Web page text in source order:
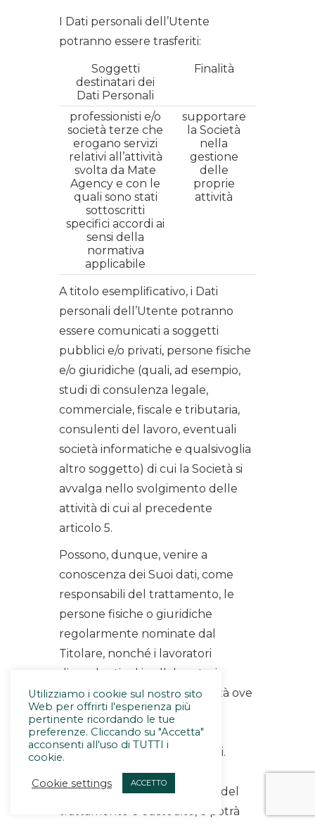
I Dati personali dell’Utente
potranno essere trasferiti:
Soggetti
destinatari dei
Dati Personali
Finalità
professionisti e/o
società terze che
erogano servizi
relativi all’attività
svolta da Mate
Agency e con le
quali sono stati
sottoscritti
specifici accordi ai
sensi della
normativa
applicabile
supportare
la Società
nella
gestione
delle
proprie
attività
A titolo esemplificativo, i Dati
personali dell’Utente potranno
essere comunicati a soggetti
pubblici e/o privati, persone fisiche
e/o giuridiche (quali, ad esempio,
studi di consulenza legale,
commerciale, fiscale e tributaria,
consulenti del lavoro, eventuali
società informatiche e qualsivoglia
altro soggetto) di cui la Società si
avvalga nello svolgimento delle
attività di cui al precedente
articolo 5.
Possono, dunque, venire a
conoscenza dei Suoi dati, come
responsabili del trattamento, le
persone fisiche o giuridiche
regolarmente nominate dal
Titolare, nonché i lavoratori
dipendenti ed i collaboratori
interni ed esterni della Società ove
esistenti, limitatamente allo
svolgimento delle proprie
mansioni o dei propri incarichi.
L’elenco aggiornato dei
responsabili e degli incaricati del
trattamento è custodito, e potrà
Utilizziamo i cookie sul nostro sito
Web per offrirti l'esperienza più
pertinente ricordando le tue
preferenze. Cliccando su "Accetta"
acconsenti all'uso di TUTTI i
cookie.
Cookie settings ACCETTO